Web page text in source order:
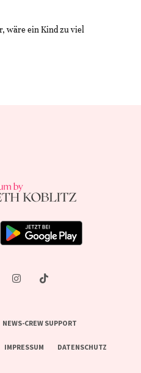
wäre ein Kind zu viel
NEWS-CREW SUPPORT
IMPRESSUM DATENSCHUTZ